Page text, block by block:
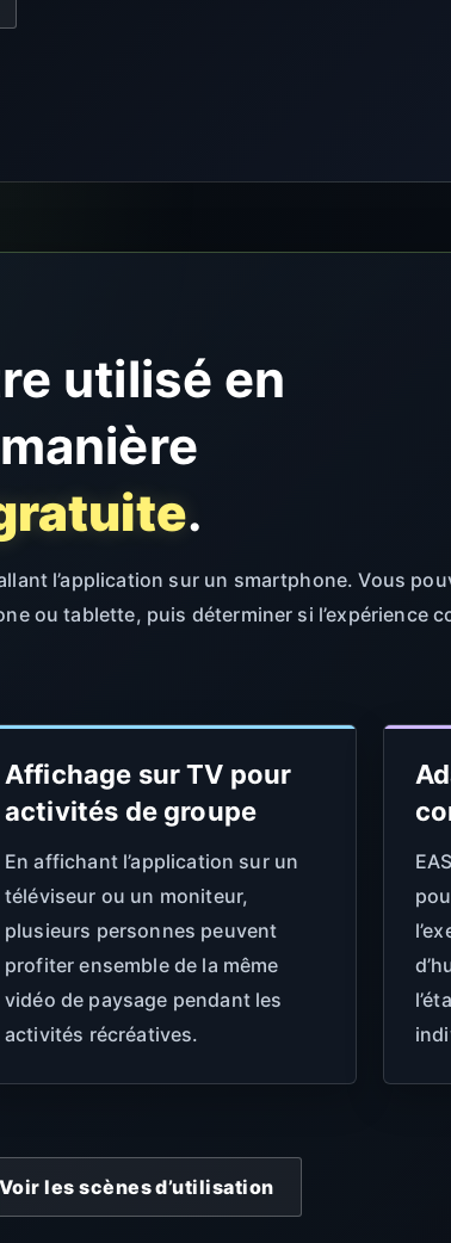
utilisé en
.
l’application sur un smartphone. Vous
ou tablette, puis déterminer si l’expérience
Affichage sur TV pour
activités de groupe
En affichant l’application sur un
téléviseur ou un moniteur,
plusieurs personnes peuvent
profiter ensemble de la même
vidéo de paysage pendant les
activités récréatives.
Voir les scènes d’utilisation